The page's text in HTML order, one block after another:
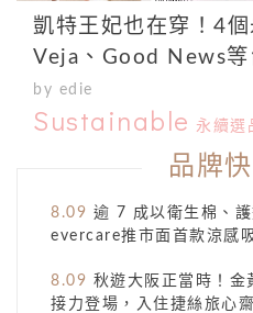
凱特王妃也在穿！4個
Veja、Good News等
by edie
Sustainable 永續選
品牌
8.09 逾 7 成以衛生棉、
evercare推市面首款涼感
8.09 秋遊大阪正當時！金
接力登場，入住捷絲旅心